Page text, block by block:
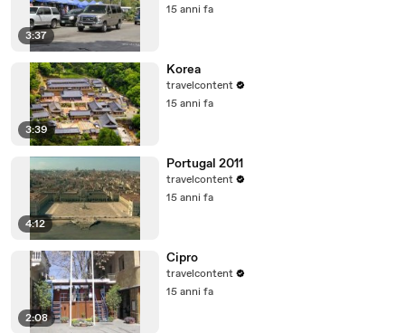
3:37
15 anni fa
3:39
Korea
travelcontent
15 anni fa
4:12
Portugal 2011
travelcontent
15 anni fa
2:08
Cipro
travelcontent
15 anni fa